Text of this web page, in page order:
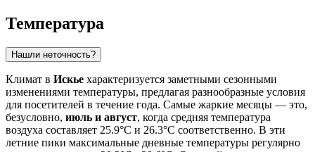
Температура
Нашли неточность?
Климат в Искье характеризуется заметными сезонными
изменениями температуры, предлагая разнообразные условия
для посетителей в течение года. Самые жаркие месяцы — это,
безусловно, июль и август, когда средняя температура
воздуха составляет 25.9°C и 26.3°C соответственно. В эти
летние пики максимальные дневные температуры регулярно